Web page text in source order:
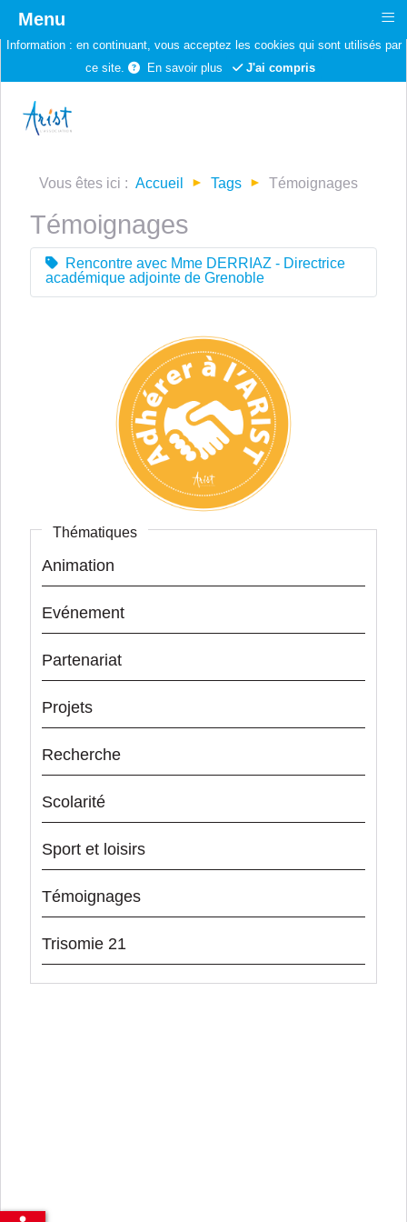
Information : en continuant, vous acceptez les cookies qui sont utilisés par
ce site.
En savoir plus J'ai compris
Vous êtes ici : Accueil Tags Témoignages
Témoignages
Rencontre avec Mme DERRIAZ - Directrice
académique adjointe de Grenoble
Thématiques
Animation
Evénement
Partenariat
Projets
Recherche
Scolarité
Sport et loisirs
Témoignages
Trisomie 21
Menu ≡